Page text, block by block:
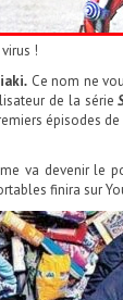
!
. Ce nom ne
de la série
épisodes de
va devenir le
finira sur